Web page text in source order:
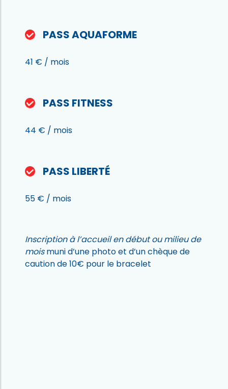
PASS AQUAFORME
41 € / mois
PASS FITNESS
44 € / mois
PASS LIBERTÉ
55 € / mois
Inscription à l’accueil en début ou milieu de
moismuni d’une photo et d’un chèque de
caution de 10€ pour le bracelet